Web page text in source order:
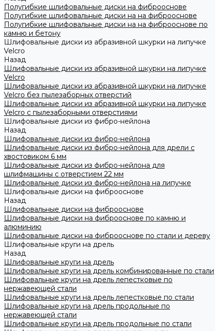
Полугибкие шлифовальные диски на фиброоснове
Полугибкие шлифовальные диски на на фиброоснове
Полугибкие шлифовальные диски на на фиброоснове по
камню и бетону
Шлифовальные диски из абразивной шкурки на липучке
Velcro
Назад
Шлифовальные диски из абразивной шкурки на липучке
Velcro
Шлифовальные диски из абразивной шкурки на липучке
Velcro без пылезаборных отверстий
Шлифовальные диски из абразивной шкурки на липучке
Velcro с пылезаборными отверстиями
Шлифовальные диски из фибро-нейлона
Назад
Шлифовальные диски из фибро-нейлона
Шлифовальные диски из фибро-нейлона для дрели с
хвостовиком 6 мм
Шлифовальные диски из фибро-нейлона для
шлифмашины с отверстием 22 мм
Шлифовальные диски из фибро-нейлона на липучке
Шлифовальные диски на фиброоснове
Назад
Шлифовальные диски на фиброоснове
Шлифовальные диски на фиброоснове по камню и
алюминию
Шлифовальные диски на фиброоснове по стали и дереву
Шлифовальные круги на дрель
Назад
Шлифовальные круги на дрель
Шлифовальные круги на дрель комбинированные по стали
Шлифовальные круги на дрель лепестковые по
нержавеющей стали
Шлифовальные круги на дрель лепестковые по стали
Шлифовальные круги на дрель продольные по
нержавеющей стали
Шлифовальные круги на дрель продольные по стали